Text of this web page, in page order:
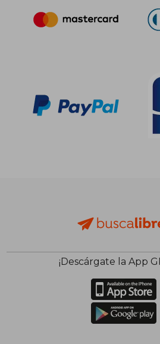
¡Descárgate la App